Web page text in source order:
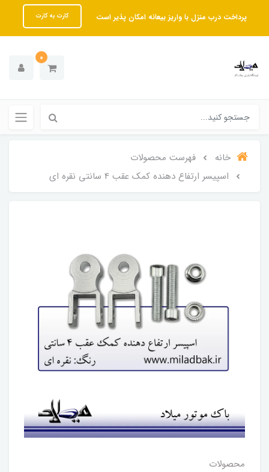
پرداخت درب منزل با واریز بیعانه امکان پذیر است کارت به کارت
0
خانه
فهرست محصولات
اسپیسر ارتفاع دهنده کمک عقب 4 سانتی نقره ای
محصولات